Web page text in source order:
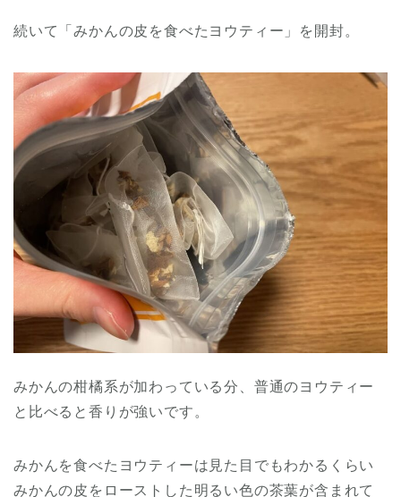
続いて「みかんの皮を食べたヨウティー」を開封。
みかんの柑橘系が加わっている分、普通のヨウティー
と比べると香りが強いです。
みかんを食べたヨウティーは見た目でもわかるくらい
みかんの皮をローストした明るい色の茶葉が含まれて